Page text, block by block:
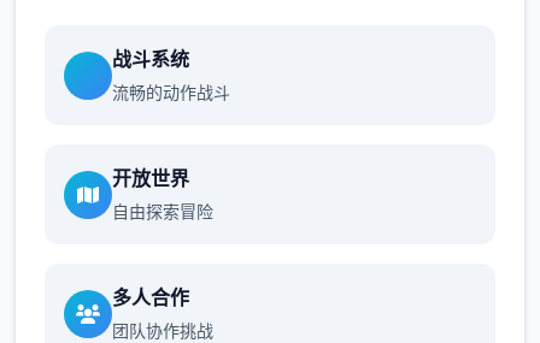
战斗系统
流畅的动作战斗
开放世界
自由探索冒险
多人合作
团队协作挑战